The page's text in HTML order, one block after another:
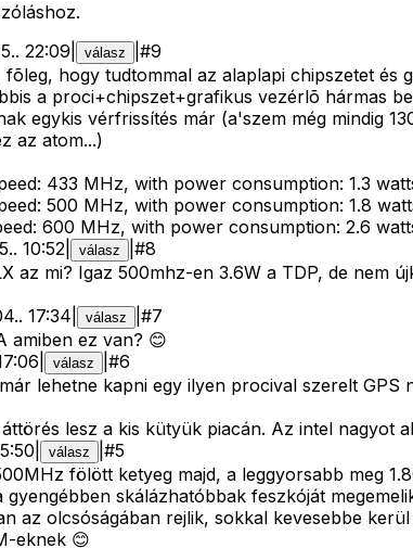
. 22:09 válasz #9
fõleg, hogy tudtommal az alaplapi chipszetet
a proci+chipszet+grafikus vezérlõ hármas
egykis vérfrissítés már (a'szem még mindig
az atom...)
433 MHz, with power consumption: 1.3
500 MHz, with power consumption: 1.8
600 MHz, with power consumption: 2.6
. 10:52 válasz #8
az mi? Igaz 500mhz-en 3.6W a TDP, de nem
. 17:34 válasz #7
amiben ez van? 😊
válasz #6
lehetne kapni egy ilyen procival szerelt GPS
lesz a kis kütyük piacán. Az intel nagyot
válasz #5
fölött ketyeg majd, a leggyorsabb meg
skálázhatóbbak feszkóját
az olcsóságában rejlik, sokkal kevesebbe
eknek 😊